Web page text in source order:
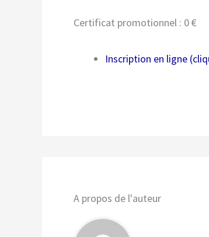
Certificat promotionnel : 0 €
Inscription en ligne
A propos de l'auteur